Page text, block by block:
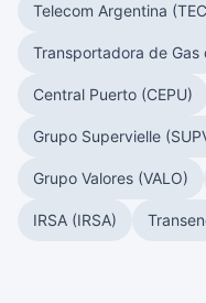
Telecom Argentina
Transportadora de Gas
Central Puerto (CEPU)
Grupo Supervielle
Grupo Valores (VALO)
IRSA (IRSA)